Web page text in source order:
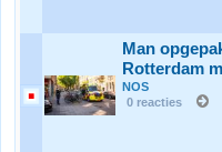
Man
Rotterdam
NOS
0 reacties